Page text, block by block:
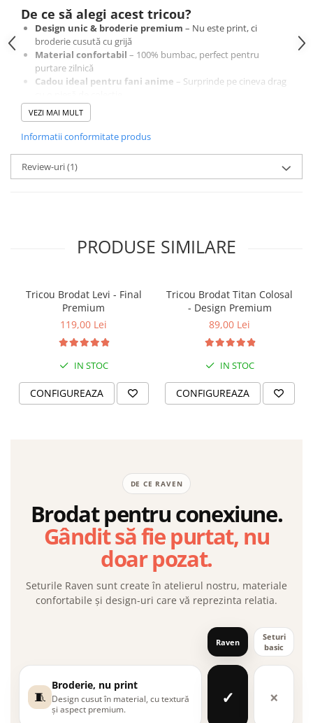
De ce să alegi acest tricou?
Design unic & broderie premium – Nu este print, ci
broderie cusută cu grijă
Material confortabil – 100% bumbac, perfect pentru
purtare zilnică
Cadou ideal pentru fani anime – Surprinde pe cineva drag
Comandă acum și poartă un design original, creat cu
Cumpără cu încredere – Plăți securizate și retur garantat 14 zile
VEZI MAI MULT
Informatii conformitate produs
Review-uri(1)
PRODUSE SIMILARE
Tricou Brodat Levi - Final
Premium
119,00 Lei
IN STOC
CONFIGUREAZA
Tricou Brodat Titan Colosal
- Design Premium
89,00 Lei
IN STOC
CONFIGUREAZA
DE CE RAVEN
Brodat pentru conexiune.
Gândit să fie purtat, nu
doar pozat.
Seturile Raven sunt create în atelierul nostru, materiale
confortabile și design-uri care vă reprezinta relatia.
Raven
Seturi
basic
🧵
Broderie, nu print
Design cusut în material, cu textură
și aspect premium.
✓ ×